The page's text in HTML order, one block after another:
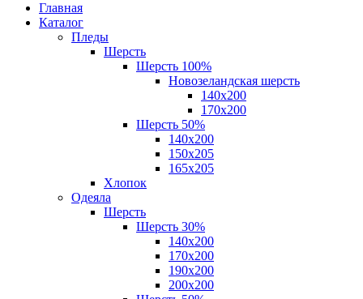
Главная
Каталог
Пледы
Шерсть
Шерсть 100%
Новозеландская шерсть
140х200
170x200
Шерсть 50%
140x200
150х205
165х205
Хлопок
Одеяла
Шерсть
Шерсть 30%
140х200
170х200
190х200
200х200